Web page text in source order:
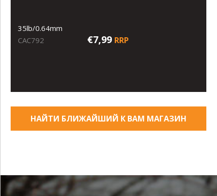
35lb/0.64mm
CAC792
€7,99 RRP
НАЙТИ БЛИЖАЙШИЙ К ВАМ МАГАЗИН